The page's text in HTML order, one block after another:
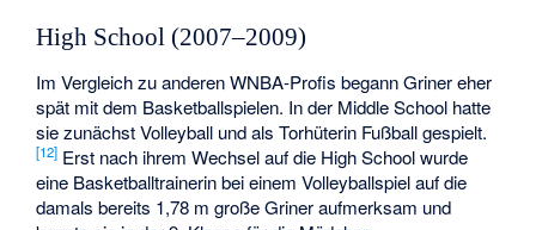
High School (2007–2009)
Im Vergleich zu anderen WNBA-Profis begann Griner eher
spät mit dem Basketballspielen. In der Middle School hatte
sie zunächst Volleyball und als Torhüterin Fußball gespielt.
[12] Erst nach ihrem Wechsel auf die High School wurde
eine Basketballtrainerin bei einem Volleyballspiel auf die
damals bereits 1,78 m große Griner aufmerksam und